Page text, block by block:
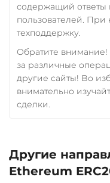
содержащий ответы
пользователей. При
техподдержку.
Обратите внимание!
за различные
другие сайты! Во
внимательно
сделки.
Другие
Ethereum